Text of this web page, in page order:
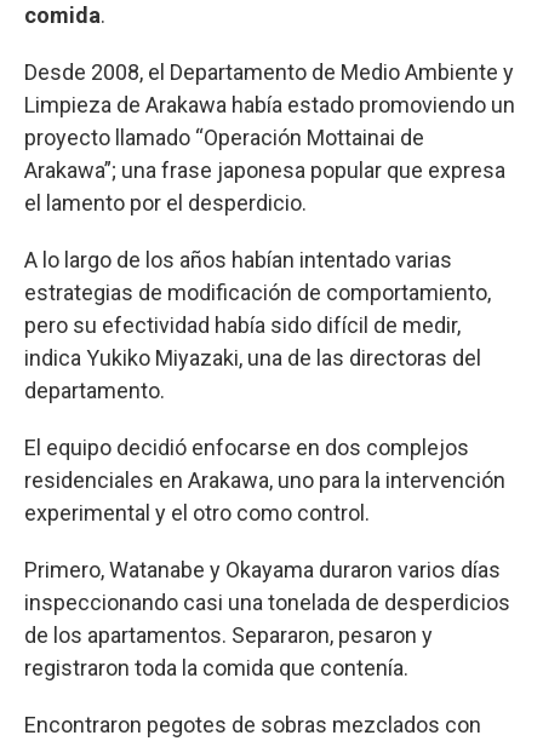
comida.
Desde 2008, el Departamento de Medio Ambiente y
Limpieza de Arakawa había estado promoviendo un
proyecto llamado “Operación Mottainai de
Arakawa”; una frase japonesa popular que expresa
el lamento por el desperdicio.
A lo largo de los años habían intentado varias
estrategias de modificación de comportamiento,
pero su efectividad había sido difícil de medir,
indica Yukiko Miyazaki, una de las directoras del
departamento.
El equipo decidió enfocarse en dos complejos
residenciales en Arakawa, uno para la intervención
experimental y el otro como control.
Primero, Watanabe y Okayama duraron varios días
inspeccionando casi una tonelada de desperdicios
de los apartamentos. Separaron, pesaron y
registraron toda la comida que contenía.
Encontraron pegotes de sobras mezclados con